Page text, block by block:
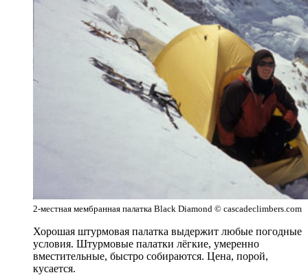
2-местная мембранная палатка Black Diamond © cascadeclimbers.com
Хорошая штурмовая палатка выдержит любые погодные
условия. Штурмовые палатки лёгкие, умеренно
вместительные, быстро собираются. Цена, порой,
кусается.